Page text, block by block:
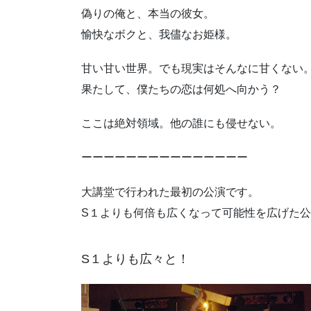
偽りの俺と、本当の彼女。
愉快なボクと、我儘なお姫様。
甘い甘い世界。でも現実はそんなに甘くない。
果たして、僕たちの恋は何処へ向かう？
ここは絶対領域。他の誰にも侵せない。
ーーーーーーーーーーーーーーー
大講堂で行われた最初の公演です。
S１よりも何倍も広くなって可能性を広げた公
S１よりも広々と！